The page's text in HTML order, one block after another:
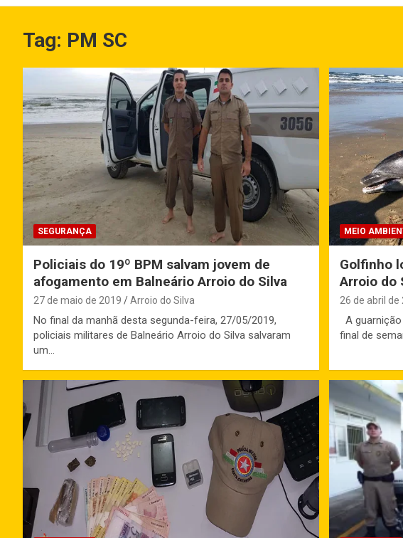
Tag: PM SC
SEGURANÇA
Policiais do 19º BPM salvam jovem de
afogamento em Balneário Arroio do Silva
27 de maio de 2019 Arroio do Silva
No final da manhã desta segunda-feira, 27/05/2019,
policiais militares de Balneário Arroio do Silva salvaram
um…
MEIO
Golfinho
Arroio do
26 de abril de
A
final de